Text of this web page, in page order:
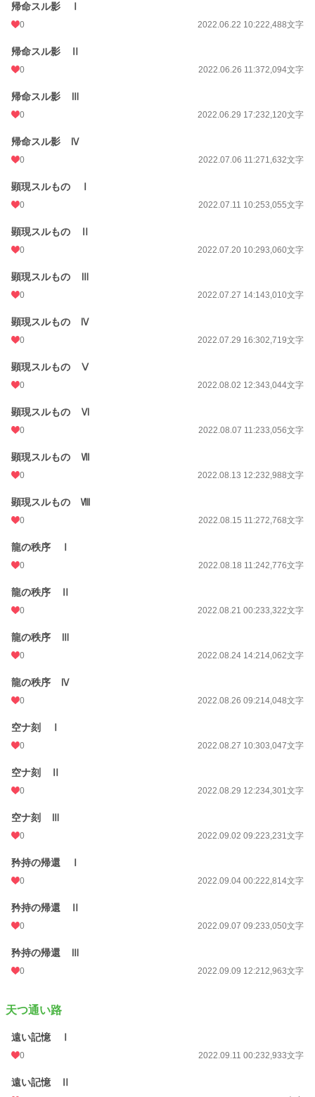
帰命スル影 Ⅰ
0 2022.06.22 10:222,488文字
帰命スル影 Ⅱ
0 2022.06.26 11:372,094文字
帰命スル影 Ⅲ
0 2022.06.29 17:232,120文字
帰命スル影 Ⅳ
0 2022.07.06 11:271,632文字
顕現スルもの Ⅰ
0 2022.07.11 10:253,055文字
顕現スルもの Ⅱ
0 2022.07.20 10:293,060文字
顕現スルもの Ⅲ
0 2022.07.27 14:143,010文字
顕現スルもの Ⅳ
0 2022.07.29 16:302,719文字
顕現スルもの Ⅴ
0 2022.08.02 12:343,044文字
顕現スルもの Ⅵ
0 2022.08.07 11:233,056文字
顕現スルもの Ⅶ
0 2022.08.13 12:232,988文字
顕現スルもの Ⅷ
0 2022.08.15 11:272,768文字
龍の秩序 Ⅰ
0 2022.08.18 11:242,776文字
龍の秩序 Ⅱ
0 2022.08.21 00:233,322文字
龍の秩序 Ⅲ
0 2022.08.24 14:214,062文字
龍の秩序 Ⅳ
0 2022.08.26 09:214,048文字
空ナ刻 Ⅰ
0 2022.08.27 10:303,047文字
空ナ刻 Ⅱ
0 2022.08.29 12:234,301文字
空ナ刻 Ⅲ
0 2022.09.02 09:223,231文字
矜持の帰還 Ⅰ
0 2022.09.04 00:222,814文字
矜持の帰還 Ⅱ
0 2022.09.07 09:233,050文字
矜持の帰還 Ⅲ
0 2022.09.09 12:212,963文字
天つ通い路
遠い記憶 Ⅰ
0 2022.09.11 00:232,933文字
遠い記憶 Ⅱ